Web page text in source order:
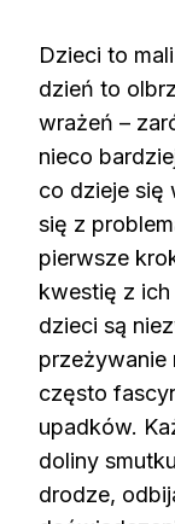
Dzieci to
dzień to
wrażeń –
nieco
co dzieje się
się z
pierwsze
kwestię z
dzieci są
przeżywanie
często
upadków.
doliny
drodze,